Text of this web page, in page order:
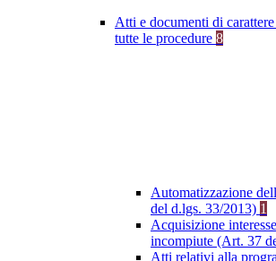
Atti e documenti di
tutte le procedure 8
Automatizzazione
del d.lgs. 33/2013) 1
Acquisizione
incompiute (Art. 37
Atti relativi alla